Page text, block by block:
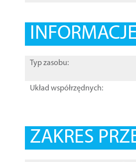
Typ zasobu:
Układ współrzędnych:
ZAKRES